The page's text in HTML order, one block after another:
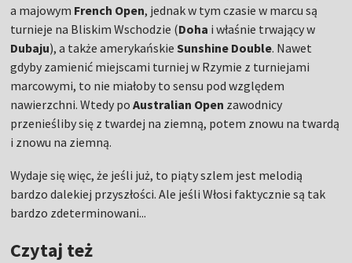
a majowym French Open, jednak w tym czasie w marcu są
turnieje na Bliskim Wschodzie (Doha i właśnie trwający w
Dubaju), a także amerykańskieSunshine Double. Nawet
gdyby zamienić miejscami turniej w Rzymie z turniejami
marcowymi, to nie miałoby to sensu pod względem
nawierzchni. Wtedy poAustralian Open zawodnicy
przenieśliby się z twardej na ziemną, potem znowu na twardą
i znowu na ziemną.
Wydaje się więc, że jeśli już, to piąty szlem jest melodią
bardzo dalekiej przyszłości. Ale jeśli Włosi faktycznie są tak
bardzo zdeterminowani...
Czytaj też